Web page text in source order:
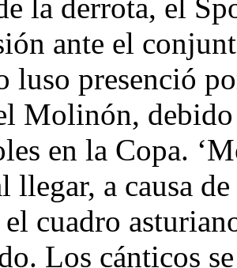
la derrota, el
ante el
luso presenció
Molinón, debido
en la Copa.
llegar, a causa
cuadro
Los cánticos